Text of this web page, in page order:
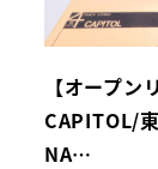
【オープン
CAPITOL/
NA…